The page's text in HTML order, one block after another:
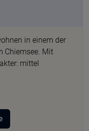
in einem der
Chiemsee. Mit
mittel